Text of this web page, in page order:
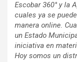
Escobar 360° y la
cuales ya se
manera online.
un Estado
iniciativa en
Hoy somos un